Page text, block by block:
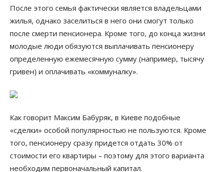
После этого семья фактически является владельцами
жилья, однако заселиться в него они смогут только
после смерти пенсионера. Кроме того, до конца жизни
молодые люди обязуются выплачивать пенсионеру
определенную ежемесячную сумму (например, тысячу
гривен) и оплачивать «коммуналку».
Как говорит Максим Бабуряк, в Киеве подобные
«сделки» особой популярностью не пользуются. Кроме
того, пенсионеру сразу придется отдать 30% от
стоимости его квартиры – поэтому для этого варианта
необходим первоначальный капитал.